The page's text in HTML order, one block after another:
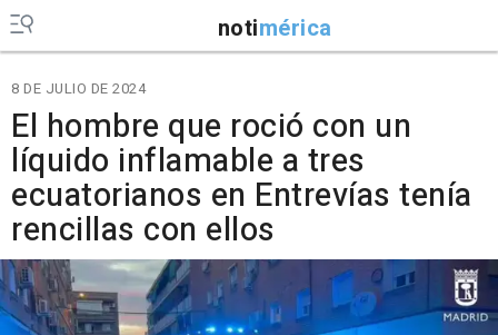
notimérica
8 DE JULIO DE 2024
El hombre que roció con un
líquido inflamable a tres
ecuatorianos en Entrevías tenía
rencillas con ellos